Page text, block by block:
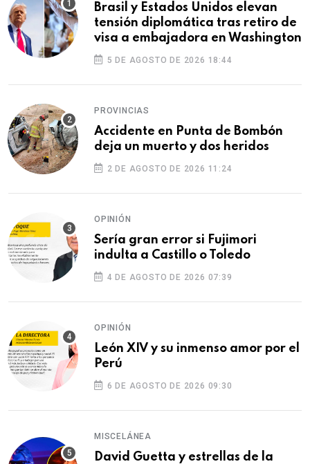
Brasil y Estados Unidos elevan
tensión diplomática tras retiro de
visa a embajadora en Washington
5 DE AGOSTO DE 2026 18:44
PROVINCIAS
Accidente en Punta de Bombón
deja un muerto y dos heridos
2 DE AGOSTO DE 2026 11:24
OPINIÓN
Sería gran error si Fujimori
indulta a Castillo o Toledo
4 DE AGOSTO DE 2026 07:39
OPINIÓN
León XIV y su inmenso amor por el
Perú
6 DE AGOSTO DE 2026 09:30
MISCELÁNEA
David Guetta y estrellas de la